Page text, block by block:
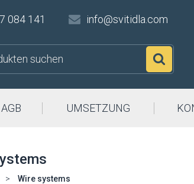
084 141 info@svitidla.com
AGB UMSETZUNG
> Wire systems